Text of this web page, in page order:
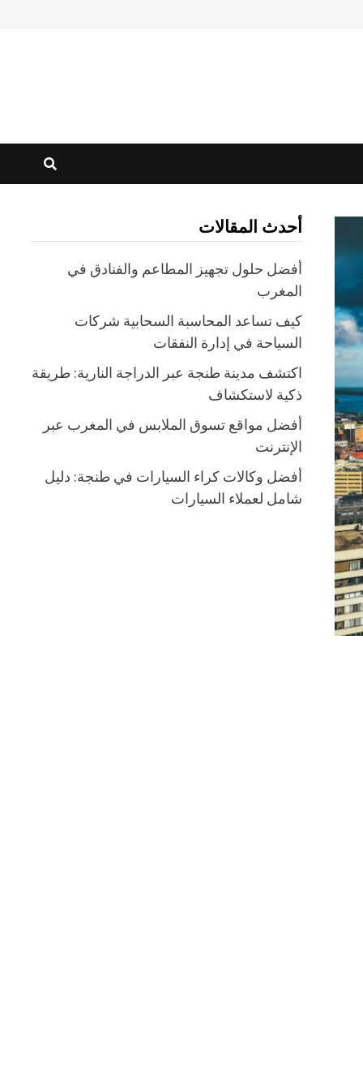
أحدث المقالات
أفضل حلول تجهيز المطاعم والفنادق في
المغرب
كيف تساعد المحاسبة السحابية شركات
السياحة في إدارة النفقات
اكتشف مدينة طنجة عبر الدراجة النارية: طريقة
ذكية لاستكشاف
أفضل مواقع تسوق الملابس في المغرب عبر
الإنترنت
أفضل وكالات كراء السيارات في طنجة: دليل
شامل لعملاء السيارات